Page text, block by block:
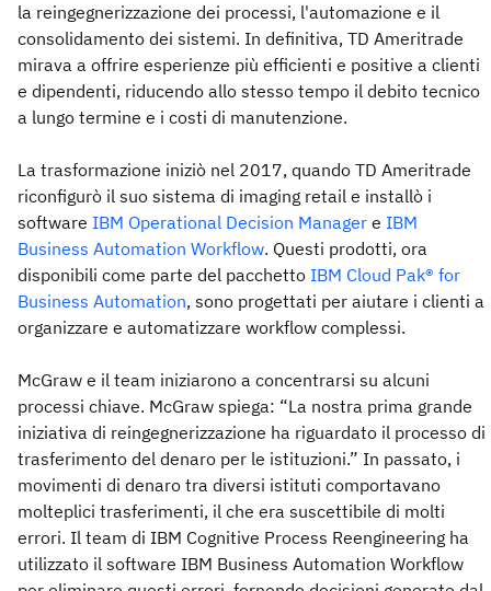
la reingegnerizzazione dei processi, l'automazione e il
consolidamento dei sistemi. In definitiva, TD Ameritrade
mirava a offrire esperienze più efficienti e positive a clienti
e dipendenti, riducendo allo stesso tempo il debito tecnico
a lungo termine e i costi di manutenzione.
La trasformazione iniziò nel 2017, quando TD Ameritrade
riconfigurò il suo sistema di imaging retail e installò i
software IBM Operational Decision Manager e IBM
Business Automation Workflow. Questi prodotti, ora
disponibili come parte del pacchetto IBM Cloud Pak® for
Business Automation, sono progettati per aiutare i clienti a
organizzare e automatizzare workflow complessi.
McGraw e il team iniziarono a concentrarsi su alcuni
processi chiave. McGraw spiega: “La nostra prima grande
iniziativa di reingegnerizzazione ha riguardato il processo di
trasferimento del denaro per le istituzioni.” In passato, i
movimenti di denaro tra diversi istituti comportavano
molteplici trasferimenti, il che era suscettibile di molti
errori. Il team di IBM Cognitive Process Reengineering ha
utilizzato il software IBM Business Automation Workflow